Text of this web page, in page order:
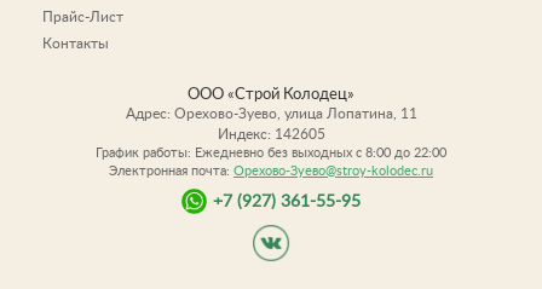
Прайс-Лист
Контакты
ООО «Строй Колодец»
Адрес: Орехово-Зуево, улица Лопатина, 11
Индекс: 142605
График работы: Ежедневно без выходных c 8:00 до 22:00
Электронная почта: Орехово-Зуево@stroy-kolodec.ru
+7 (927) 361-55-95